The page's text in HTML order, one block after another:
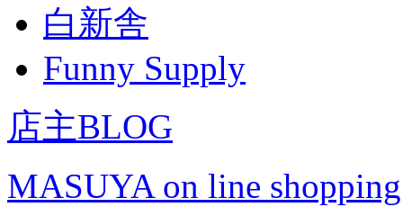
白新舎
Funny Supply
店主BLOG
MASUYA on line shopping